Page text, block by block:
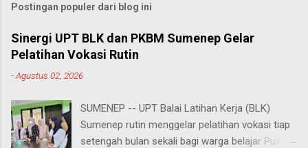
Postingan populer dari blog ini
Sinergi UPT BLK dan PKBM Sumenep Gelar
Pelatihan Vokasi Rutin
-Agustus 02, 2026
SUMENEP -- UPT Balai Latihan Kerja (BLK)
Sumenep rutin menggelar pelatihan vokasi tiap
setengah bulan sekali bagi warga belajar Pusat